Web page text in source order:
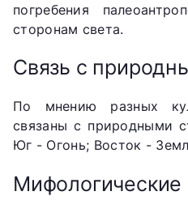
погребения
сторонам света.
Связь с
По мнению разных
связаны с природными
Юг - Огонь; Восток -